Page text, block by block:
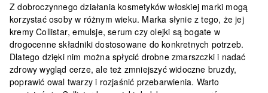
Z dobroczynnego działania kosmetyków włoskiej marki mogą
korzystać osoby w różnym wieku. Marka słynie z tego, że jej
kremy Collistar, emulsje, serum czy olejki są bogate w
drogocenne składniki dostosowane do konkretnych potrzeb.
Dlatego dzięki nim można spłycić drobne zmarszczki i nadać
zdrowy wygląd cerze, ale też zmniejszyć widoczne bruzdy,
poprawić owal twarzy i rozjaśnić przebarwienia. Warto